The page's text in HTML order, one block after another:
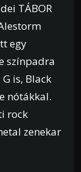
TÁBOR
egy
színpadra
is, Black
nótákkal.
rock
zenekar